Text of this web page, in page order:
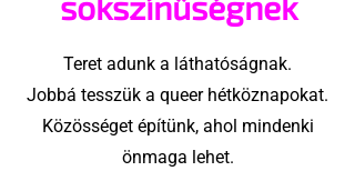
Teret adunk a láthatóságnak.
Jobbá tesszük a queer hétköznapokat.
Közösséget építünk, ahol mindenki
önmaga lehet.